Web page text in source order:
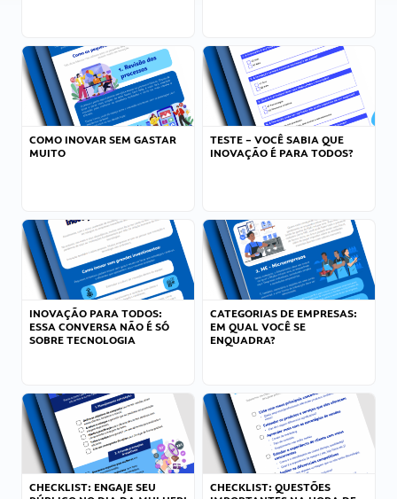
COMO INOVAR SEM GASTAR
MUITO
TESTE – VOCÊ SABIA QUE
INOVAÇÃO É PARA TODOS?
INOVAÇÃO PARA TODOS:
ESSA CONVERSA NÃO É SÓ
SOBRE TECNOLOGIA
CATEGORIAS DE EMPRESAS:
EM QUAL VOCÊ SE
ENQUADRA?
CHECKLIST: ENGAJE SEU
CHECKLIST: QUESTÕES